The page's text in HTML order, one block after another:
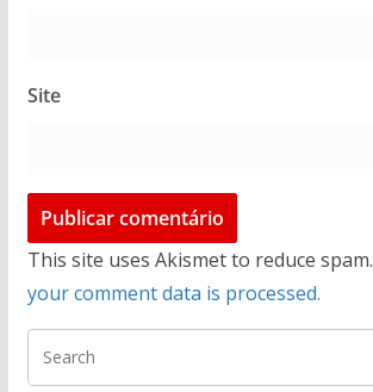
Site
This site uses Akismet to reduce spam.
your comment data is processed.